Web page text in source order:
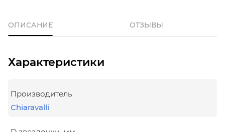
ОПИСАНИЕ ОТЗЫВЫ
Характеристики
Производитель
Chiaravalli